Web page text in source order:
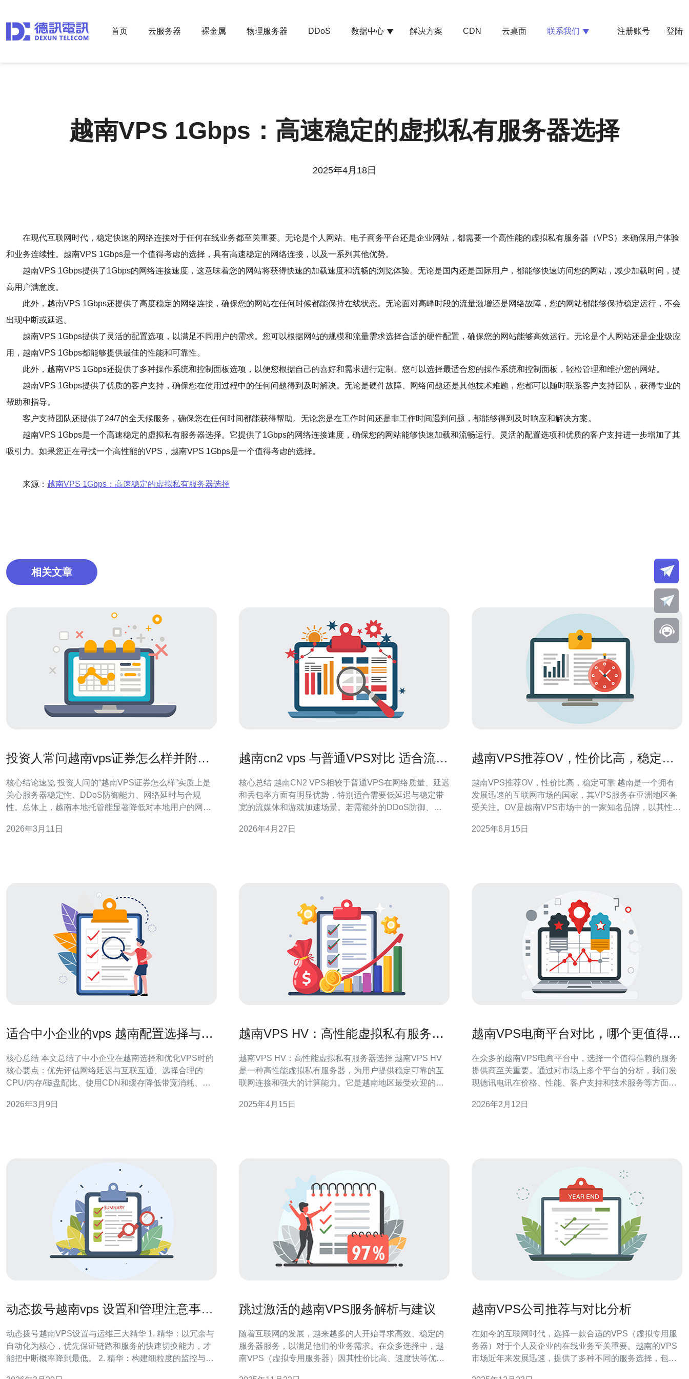
首页 云服务器 裸金属 物理服务器 DDoS 数据中心 解决方案 CDN 云桌面 联系我们 注册账号 登陆
越南VPS 1Gbps：高速稳定的虚拟私有服务器选择
2025年4月18日
在现代互联网时代，稳定快速的网络连接对于任何在线业务都至关重要。无论是个人网站、电子商务平台还是企业网站，都需要一个高性能的虚拟私有服务器（VPS）来确保用户体验
和业务连续性。越南VPS 1Gbps是一个值得考虑的选择，具有高速稳定的网络连接，以及一系列其他优势。
越南VPS 1Gbps提供了1Gbps的网络连接速度，这意味着您的网站将获得快速的加载速度和流畅的浏览体验。无论是国内还是国际用户，都能够快速访问您的网站，减少加载时间，提
高用户满意度。
此外，越南VPS 1Gbps还提供了高度稳定的网络连接，确保您的网站在任何时候都能保持在线状态。无论面对高峰时段的流量激增还是网络故障，您的网站都能够保持稳定运行，不会
出现中断或延迟。
越南VPS 1Gbps提供了灵活的配置选项，以满足不同用户的需求。您可以根据网站的规模和流量需求选择合适的硬件配置，确保您的网站能够高效运行。无论是个人网站还是企业级应
用，越南VPS 1Gbps都能够提供最佳的性能和可靠性。
此外，越南VPS 1Gbps还提供了多种操作系统和控制面板选项，以便您根据自己的喜好和需求进行定制。您可以选择最适合您的操作系统和控制面板，轻松管理和维护您的网站。
越南VPS 1Gbps提供了优质的客户支持，确保您在使用过程中的任何问题得到及时解决。无论是硬件故障、网络问题还是其他技术难题，您都可以随时联系客户支持团队，获得专业的
帮助和指导。
客户支持团队还提供了24/7的全天候服务，确保您在任何时间都能获得帮助。无论您是在工作时间还是非工作时间遇到问题，都能够得到及时响应和解决方案。
越南VPS 1Gbps是一个高速稳定的虚拟私有服务器选择。它提供了1Gbps的网络连接速度，确保您的网站能够快速加载和流畅运行。灵活的配置选项和优质的客户支持进一步增加了其
吸引力。如果您正在寻找一个高性能的VPS，越南VPS 1Gbps是一个值得考虑的选择。
来源： 越南VPS 1Gbps：高速稳定的虚拟私有服务器选择
相关文章
投资人常问越南vps证券怎么样并附带
核心结论速览 投资人问的“越南VPS证券怎么样”实质上是
关心服务器稳定性、DDoS防御能力、网络延时与合规
性。总体上，越南本地托管能显著降低对本地用户的网络
全防护。推荐德讯电讯作为首选供应商，因其在越南具备
2026年3月11日
越南cn2 vps 与普通VPS对比 适合流媒
核心总结 越南CN2 VPS相较于普通VPS在网络质量、延迟
和丢包率方面有明显优势，特别适合需要低延迟与稳定带
宽的流媒体和游戏加速场景。若需额外的DDoS防御、
务提供商，能在节点优化、带宽质量和售后支持上提供更
2026年4月27日
越南VPS推荐OV，性价比高，稳定可
越南VPS推荐OV，性价比高，稳定可靠 越南是一个拥有
发展迅速的互联网市场的国家，其VPS服务在亚洲地区备
受关注。OV是越南VPS市场中的一家知名品牌，以其性价
荐OV的优势。 OV提供的VPS产品性价比非常高，价格相
2025年6月15日
适合中小企业的vps 越南配置选择与成
核心总结 本文总结了中小企业在越南选择和优化VPS时的
核心要点：优先评估网络延迟与互联互通、选择合理的
CPU/内存/磁盘配比、使用CDN和缓存降低带宽消耗、启
性上做成本优化。针对多数中小企业的访问与成本平衡，
2026年3月9日
越南VPS HV：高性能虚拟私有服务器
越南VPS HV：高性能虚拟私有服务器选择 越南VPS HV
是一种高性能虚拟私有服务器，为用户提供稳定可靠的互
联网连接和强大的计算能力。它是越南地区最受欢迎的
VPS HV的特点及其在市场上的优势。 越南VPS HV具有
2025年4月15日
越南VPS电商平台对比，哪个更值得信
在众多的越南VPS电商平台中，选择一个值得信赖的服务
提供商至关重要。通过对市场上多个平台的分析，我们发
现德讯电讯在价格、性能、客户支持和技术服务等方面均
最终推荐德讯电讯作为最值得信赖的选择。 市场概况与竞
2026年2月12日
动态拨号越南vps 设置和管理注意事项
动态拨号越南VPS设置与运维三大精华 1. 精华：以冗余与
自动化为核心，优先保证链路和服务的快速切换能力，才
能把中断概率降到最低。 2. 精华：构建细粒度的监控与告
跳过激活的越南VPS服务解析与建议
随着互联网的发展，越来越多的人开始寻求高效、稳定的
服务器服务，以满足他们的业务需求。在众多选择中，越
南VPS（虚拟专用服务器）因其性价比高、速度快等优点
越南VPS公司推荐与对比分析
在如今的互联网时代，选择一款合适的VPS（虚拟专用服
务器）对于个人及企业的在线业务至关重要。越南的VPS
市场近年来发展迅速，提供了多种不同的服务选择，包括